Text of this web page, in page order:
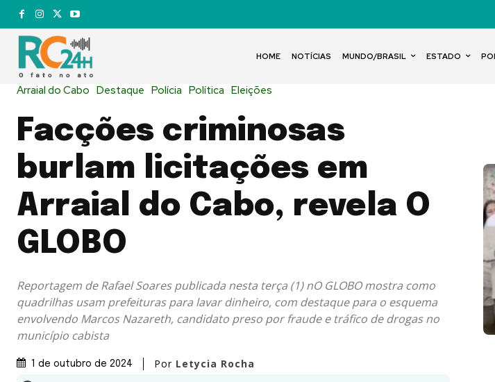
HOME NOTÍCIAS MUNDO/BRASIL ESTADO
Arraial do Cabo Destaque Polícia Política Eleições
Facções criminosas
burlam licitações em
Arraial do Cabo, revela O
GLOBO
Reportagem de Rafael Soares publicada nesta terça (1) nO GLOBO mostra como
quadrilhas usam prefeituras para lavar dinheiro, com destaque para o esquema
envolvendo Marcos Nazareth, candidato preso por fraude e tráfico de drogas no
município cabista
1 de outubro de 2024 Por Letycia Rocha